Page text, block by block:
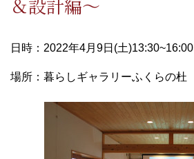
＆設計編～
日時：2022年4月9日(土)13:30~16:00
場所：暮らしギャラリーふくらの杜